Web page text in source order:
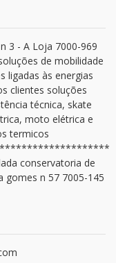
3 - A Loja 7000-969
de mobilidade
ligadas às energias
clientes soluções
técnica, skate
moto elétrica e
termicos
conservatoria de
gomes n 57 7005-145